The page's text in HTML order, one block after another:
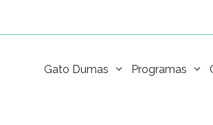
Gato Dumas Programas